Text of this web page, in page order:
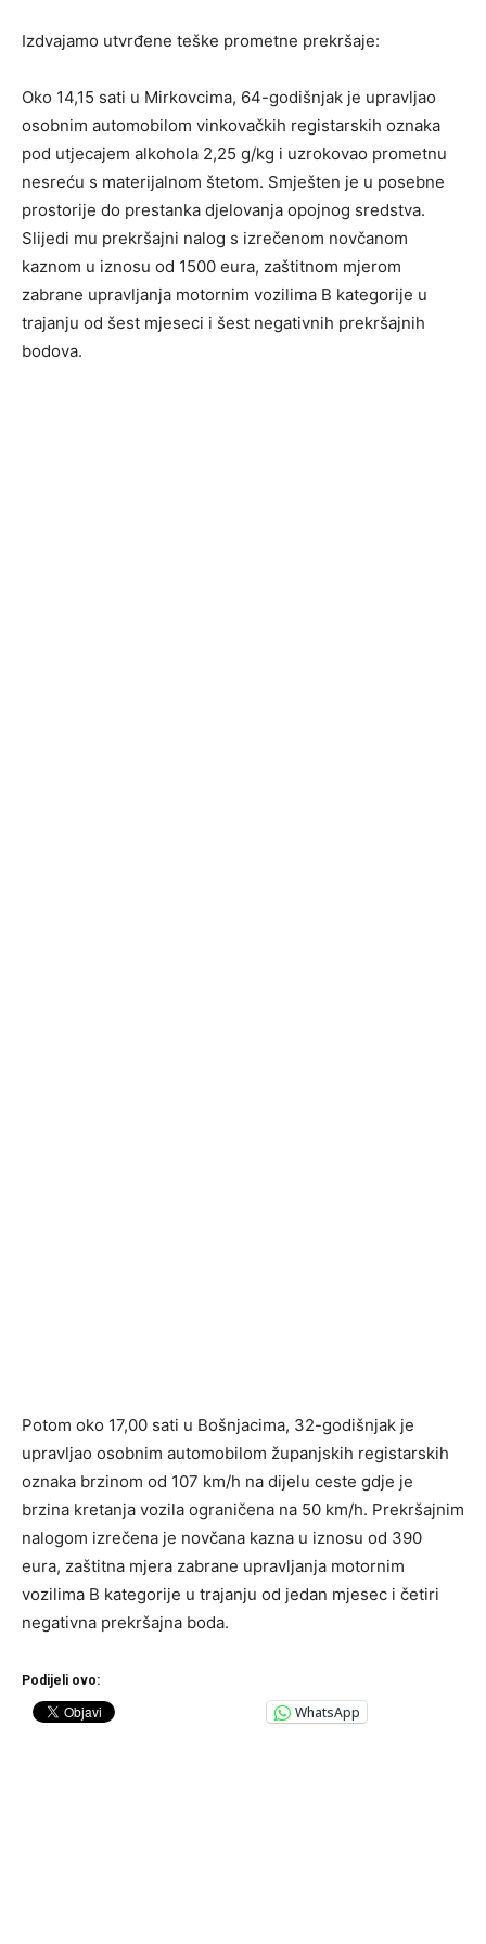
Izdvajamo utvrđene teške prometne prekršaje:
Oko 14,15 sati u Mirkovcima, 64-godišnjak je upravljao
osobnim automobilom vinkovačkih registarskih oznaka
pod utjecajem alkohola 2,25 g/kg i uzrokovao prometnu
nesreću s materijalnom štetom. Smješten je u posebne
prostorije do prestanka djelovanja opojnog sredstva.
Slijedi mu prekršajni nalog s izrečenom novčanom
kaznom u iznosu od 1500 eura, zaštitnom mjerom
zabrane upravljanja motornim vozilima B kategorije u
trajanju od šest mjeseci i šest negativnih prekršajnih
bodova.
Potom oko 17,00 sati u Bošnjacima, 32-godišnjak je
upravljao osobnim automobilom županjskih registarskih
oznaka brzinom od 107 km/h na dijelu ceste gdje je
brzina kretanja vozila ograničena na 50 km/h. Prekršajnim
nalogom izrečena je novčana kazna u iznosu od 390
eura, zaštitna mjera zabrane upravljanja motornim
vozilima B kategorije u trajanju od jedan mjesec i četiri
negativna prekršajna boda.
Podijeli ovo:
WhatsApp